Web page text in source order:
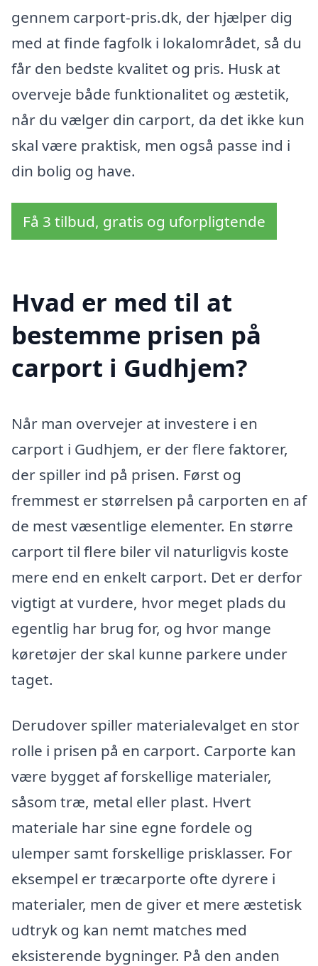
gennem carport-pris.dk, der hjælper dig
med at finde fagfolk i lokalområdet, så du
får den bedste kvalitet og pris. Husk at
overveje både funktionalitet og æstetik,
når du vælger din carport, da det ikke kun
skal være praktisk, men også passe ind i
din bolig og have.
Få 3 tilbud, gratis og uforpligtende
Hvad er med til at
bestemme prisen på
carport i Gudhjem?
Når man overvejer at investere i en
carport i Gudhjem, er der flere faktorer,
der spiller ind på prisen. Først og
fremmest er størrelsen på carporten en af
de mest væsentlige elementer. En større
carport til flere biler vil naturligvis koste
mere end en enkelt carport. Det er derfor
vigtigt at vurdere, hvor meget plads du
egentlig har brug for, og hvor mange
køretøjer der skal kunne parkere under
taget.
Derudover spiller materialevalget en stor
rolle i prisen på en carport. Carporte kan
være bygget af forskellige materialer,
såsom træ, metal eller plast. Hvert
materiale har sine egne fordele og
ulemper samt forskellige prisklasser. For
eksempel er træcarporte ofte dyrere i
materialer, men de giver et mere æstetisk
udtryk og kan nemt matches med
eksisterende bygninger. På den anden